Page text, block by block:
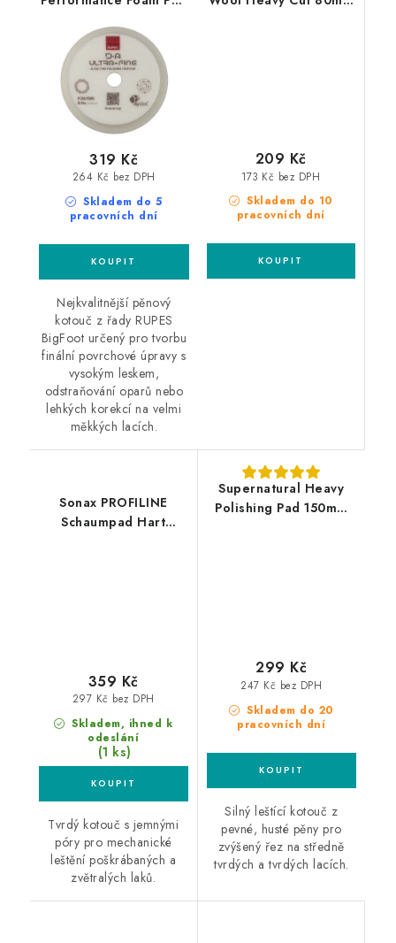
leštící kotouč
Skladem do 5
pracovních dní
264 Kč bez DPH
319 Kč
Nejkvalitnější pěnový
kotouč z řady RUPES
BigFoot určený pro tvorbu
finální povrchové úpravy s
vysokým leskem,
odstraňování oparů nebo
lehkých korekcí na velmi
měkkých lacích.
Skladem do 10
pracovních dní
173 Kč bez DPH
209 Kč
Sonax PROFILINE
Schaumpad Hart
Skladem, ihned k
odeslání
(1 ks)
297 Kč bez DPH
359 Kč
Tvrdý kotouč s jemnými
póry pro mechanické
leštění poškrábaných a
zvětralých laků.
Supernatural Heavy
Polishing Pad 150mm
Skladem do 20
pracovních dní
247 Kč bez DPH
299 Kč
Silný leštící kotouč z
pevné, husté pěny pro
zvýšený řez na středně
tvrdých a tvrdých lacích.